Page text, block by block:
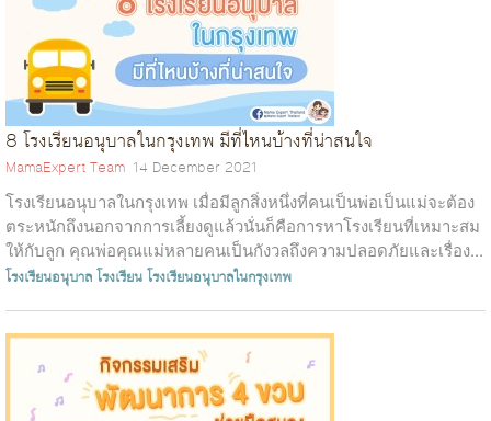
8 โรงเรียนอนุบาลในกรุงเทพ มีที่ไหนบ้างที่น่าสนใจ
MamaExpert Team 14 December 2021
โรงเรียนอนุบาลในกรุงเทพ เมื่อมีลูกสิ่งหนึ่งที่คนเป็นพ่อเป็นแม่จะต้อง
ตระหนักถึงนอกจากการเลี้ยงดูแล้วนั่นก็คือการหาโรงเรียนที่เหมาะสม
ให้กับลูก คุณพ่อคุณแม่หลายคนเป็นกังวลถึงความปลอดภัยและเรื่อง...
โรงเรียนอนุบาลโรงเรียนโรงเรียนอนุบาลในกรุงเทพ